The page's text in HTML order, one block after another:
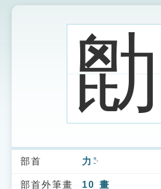
索引選單
知識索引
㔡
部首 力 ㄌㄧˋ
部首外筆畫 10 畫